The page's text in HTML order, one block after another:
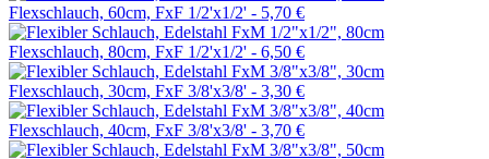
Flexschlauch, 60cm, FxF 1/2'x1/2' - 5,70 €
Flexschlauch, 80cm, FxF 1/2'x1/2' - 6,50 €
Flexschlauch, 30cm, FxF 3/8'x3/8' - 3,30 €
Flexschlauch, 40cm, FxF 3/8'x3/8' - 3,70 €